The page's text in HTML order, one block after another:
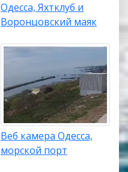
Одесса, Яхтклуб и
Воронцовский маяк
Веб камера Одесса,
морской порт